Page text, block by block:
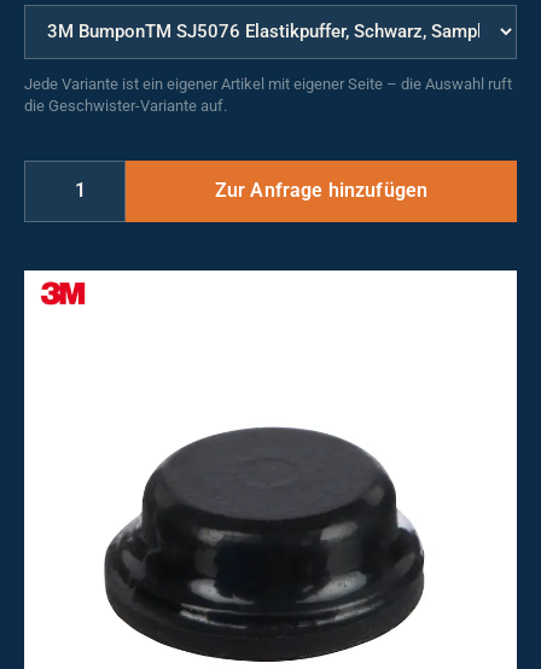
Jede Variante ist ein eigener Artikel mit eigener Seite – die Auswahl ruft
die Geschwister-Variante auf.